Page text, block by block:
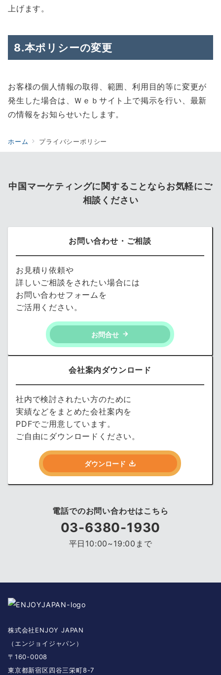
上げます。
8.本ポリシーの変更
お客様の個人情報の取得、範囲、利用目的等に変更が
発生した場合は、Ｗｅｂサイト上で掲示を行い、最新
の情報をお知らせいたします。
ホーム プライバシーポリシー
中国マーケティングに関することならお気軽にご
相談ください
お問い合わせ・ご相談
お見積り依頼や
詳しいご相談をされたい場合には
お問い合わせフォームを
ご活用ください。
お問合せ
会社案内ダウンロード
社内で検討されたい方のために
実績などをまとめた会社案内を
PDFでご用意しています。
ご自由にダウンロードください。
ダウンロード
電話でのお問い合わせはこちら
03-6380-1930
平日10:00~19:00まで
株式会社ENJOY JAPAN
（エンジョイジャパン）
〒160-0008
東京都新宿区四谷三栄町8-7